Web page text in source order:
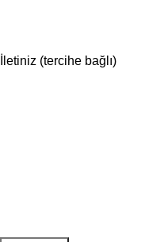
İletiniz (tercihe bağlı)